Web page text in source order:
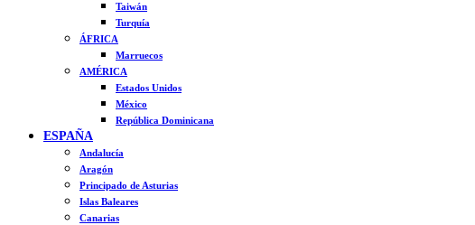
Taiwán
Turquía
ÁFRICA
Marruecos
AMÉRICA
Estados Unidos
México
República Dominicana
ESPAÑA
Andalucía
Aragón
Principado de Asturias
Islas Baleares
Canarias